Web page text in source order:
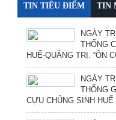
TIN TIÊU ĐIỂM TIN
NGÀY
THỐNG
HUẾ-QUẢNG TRỊ. “ÔN
NGÀY
THỐNG
CỰU CHỦNG SINH HUẾ